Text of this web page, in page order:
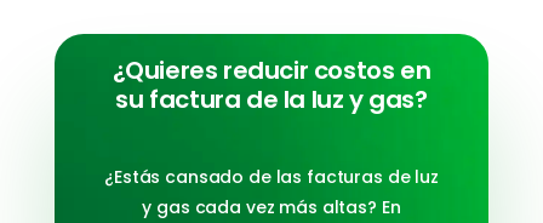
¿Quieres reducir costos en
su factura de la luz y gas?
¿Estás cansado de las facturas de luz
y gas cada vez más altas? En